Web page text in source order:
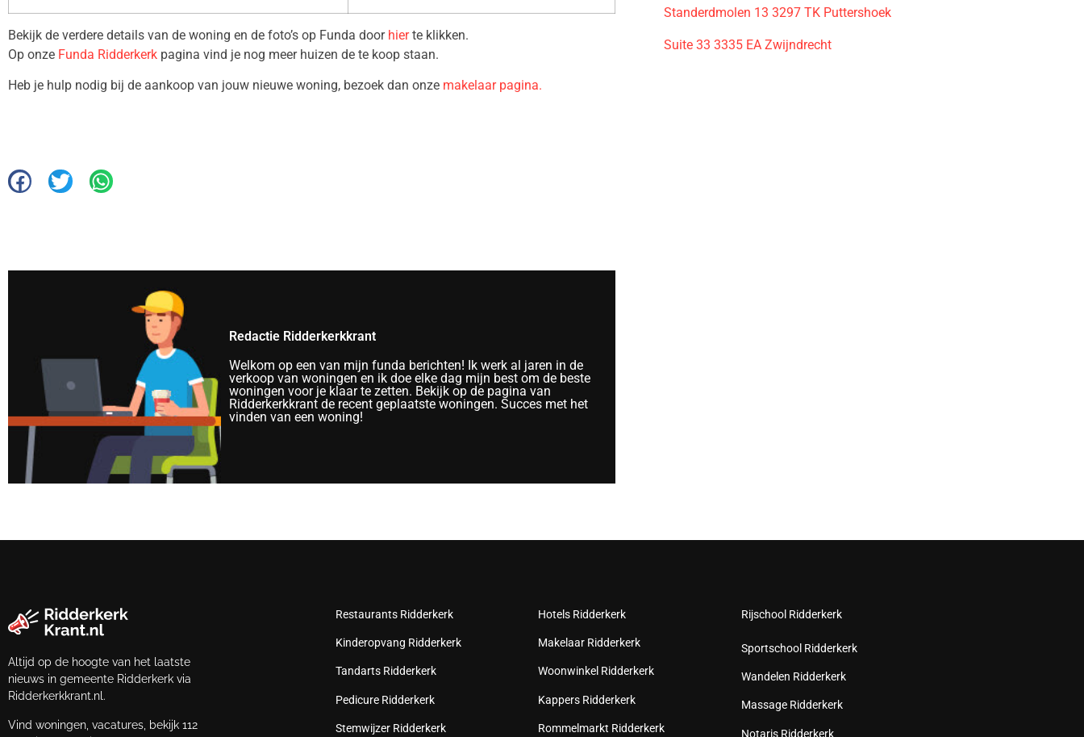
Bekijk de verdere details van de woning en de foto’s op Funda door hierte klikken.
Op onze Funda Ridderkerk pagina vind je nog meer huizen de te koop staan.
Heb je hulp nodig bij de aankoop van jouw nieuwe woning, bezoek dan onze makelaar pagina.
Redactie Ridderkerkkrant
Welkom op een van mijn funda berichten! Ik werk al jaren in de
verkoop van woningen en ik doe elke dag mijn best om de beste
woningen voor je klaar te zetten. Bekijk op de pagina van
Ridderkerkkrant de recent geplaatste woningen. Succes met het
vinden van een woning!
Standerdmolen 13 3297 TK Puttershoek
Suite 33 3335 EA Zwijndrecht
Altijd op de hoogte van het laatste
nieuws in gemeente Ridderkerk via
Ridderkerkkrant.nl.
Vind woningen, vacatures, bekijk 112
Restaurants Ridderkerk
Kinderopvang Ridderkerk
Tandarts Ridderkerk
Pedicure Ridderkerk
Stemwijzer Ridderkerk
Hotels Ridderkerk
Makelaar Ridderkerk
Woonwinkel Ridderkerk
Kappers Ridderkerk
Rommelmarkt Ridderkerk
Rijschool Ridderkerk
Sportschool Ridderkerk
Wandelen Ridderkerk
Massage Ridderkerk
Notaris Ridderkerk